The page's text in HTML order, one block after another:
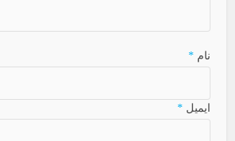
نام*
ایمیل*